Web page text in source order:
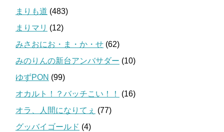
まりも道 (483)
まりマリ (12)
みさおにお・ま・か・せ (62)
みのりんの新台アンバサダー (10)
ゆずPON (99)
オカルト！？バッチこい！！
(16)
オラ、人間になりてぇ (77)
グッバイゴールド (4)